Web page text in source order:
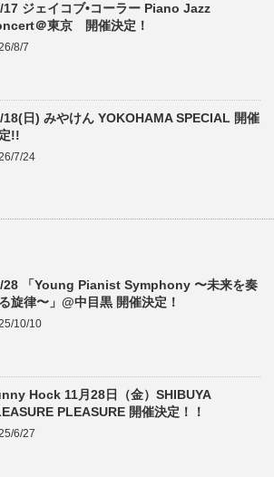
17 ジェイコブ•コーラー Piano Jazz
＠東京 開催決定！
8/7
18(日) みやけん YOKOHAMA SPECIAL 開催
!!
7/24
28 「Young Pianist Symphony 〜未来を奏
旋律〜」@中目黒 開催決定！
10/10
Hock 11月28日（金）SHIBUYA
PLEASURE 開催決定！！
6/27